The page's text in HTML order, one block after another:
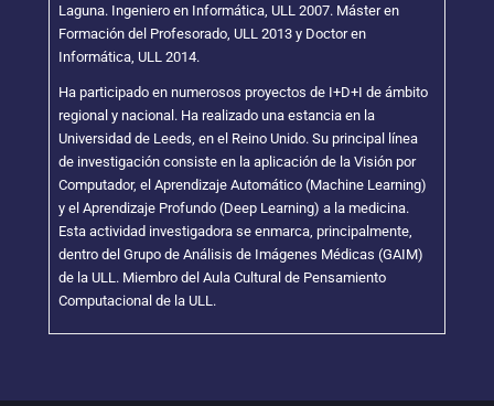
Laguna. Ingeniero en Informática, ULL 2007. Máster en
Formación del Profesorado, ULL 2013 y Doctor en
Informática, ULL 2014.
Ha participado en numerosos proyectos de I+D+I de ámbito
regional y nacional. Ha realizado una estancia en la
Universidad de Leeds, en el Reino Unido. Su principal línea
de investigación consiste en la aplicación de la Visión por
Computador, el Aprendizaje Automático (Machine Learning)
y el Aprendizaje Profundo (Deep Learning) a la medicina.
Esta actividad investigadora se enmarca, principalmente,
dentro del Grupo de Análisis de Imágenes Médicas (GAIM)
de la ULL. Miembro del Aula Cultural de Pensamiento
Computacional de la ULL.